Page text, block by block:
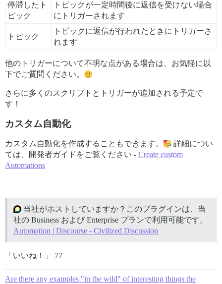
停滞したト
ピック
トピックが一定時間後に返信を受けない場合
にトリガーされます
トピック
トピックに返信が行われたときにトリガーさ
れます
他のトリガーについて不明な点がある場合は、お気軽に以
下でご質問ください。
さらに多くのスクリプトとトリガーが追加される予定で
す！
カスタム自動化
カスタム自動化を作成することもできます。
詳細につい
ては、開発者ガイドをご覧ください - Create custom
Automations
当社がホストしていますか？このプラグインは、当
社の Business および Enterprise プランで利用可能です。
Automation | Discourse - Civilized Discussion
「いいね！」 77
Are there any examples "in the wild" of interesting things the